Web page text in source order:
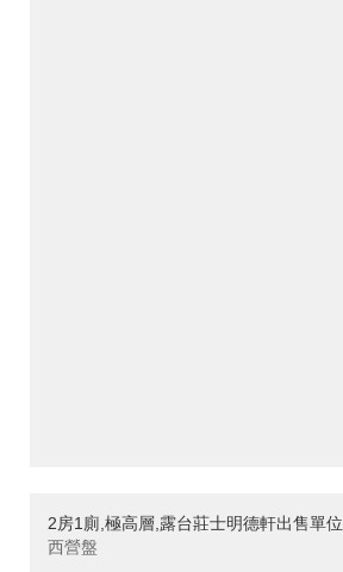
2房1廁,極高層,露台莊士明德軒出售單位
西營盤